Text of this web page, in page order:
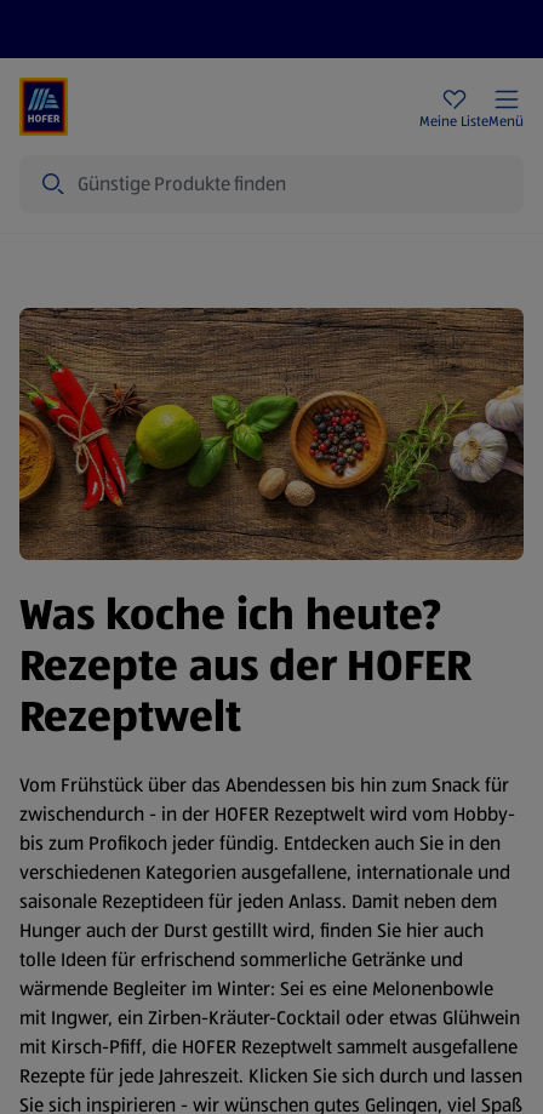
Meine ListeMenü
Was koche ich heute?
Rezepte aus der HOFER
Rezeptwelt
Vom Frühstück über das Abendessen bis hin zum Snack für
zwischendurch - in der HOFER Rezeptwelt wird vom Hobby-
bis zum Profikoch jeder fündig. Entdecken auch Sie in den
verschiedenen Kategorien ausgefallene, internationale und
saisonale Rezeptideen für jeden Anlass. Damit neben dem
Hunger auch der Durst gestillt wird, finden Sie hier auch
tolle Ideen für erfrischend sommerliche Getränke und
wärmende Begleiter im Winter: Sei es eine Melonenbowle
mit Ingwer, ein Zirben-Kräuter-Cocktail oder etwas Glühwein
mit Kirsch-Pfiff, die HOFER Rezeptwelt sammelt ausgefallene
Rezepte für jede Jahreszeit. Klicken Sie sich durch und lassen
Sie sich inspirieren - wir wünschen gutes Gelingen, viel Spaß